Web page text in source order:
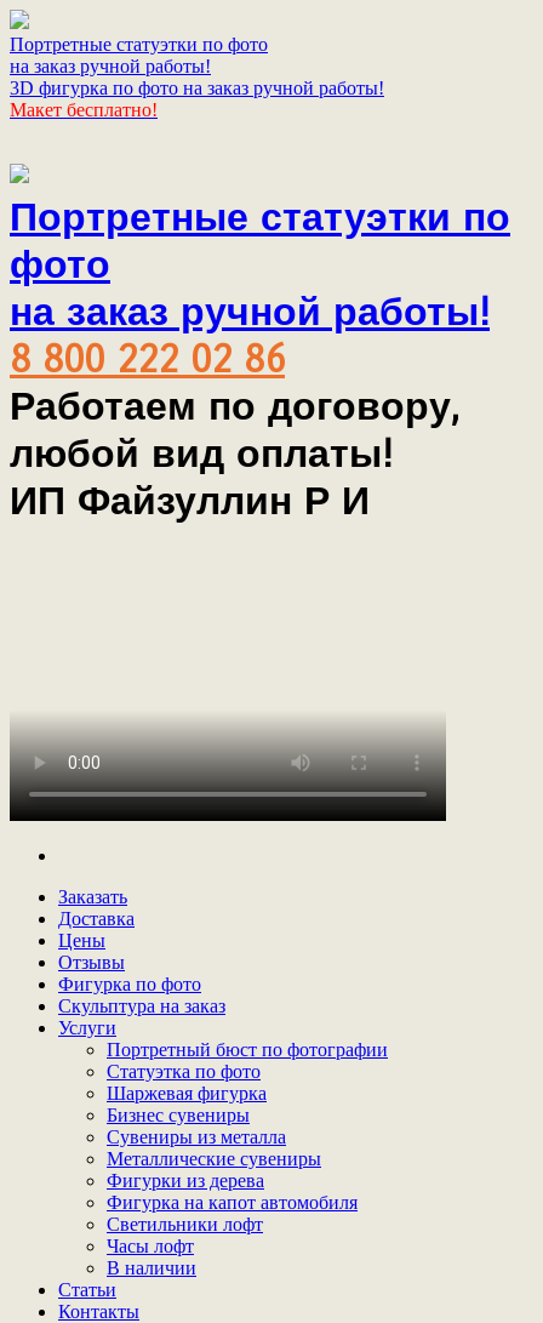
Портретные статуэтки по фото
на заказ ручной работы!
3D фигурка по фото на заказ ручной работы!
Макет бесплатно!
Портретные статуэтки по
фото
на заказ ручной работы!
8 800 222 02 86
Работаем по договору,
любой вид оплаты!
ИП Файзуллин Р И
Заказать
Доставка
Цены
Отзывы
Фигурка по фото
Скульптура на заказ
Услуги
Портретный бюст по фотографии
Статуэтка по фото
Шаржевая фигурка
Бизнес сувениры
Сувениры из металла
Металлические сувениры
Фигурки из дерева
Фигурка на капот автомобиля
Светильники лофт
Часы лофт
В наличии
Статьи
Контакты